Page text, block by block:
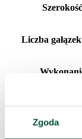
Zgoda
Szerokość
Liczba
Procentowy